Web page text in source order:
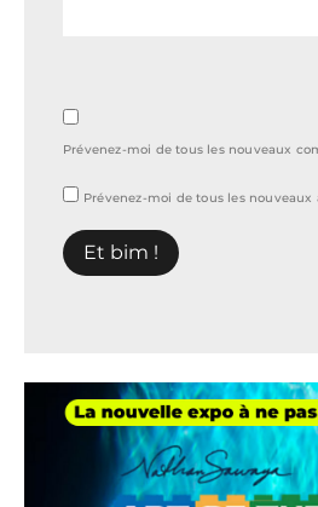
Prévenez-moi de tous les nouveaux
Prévenez-moi de tous les